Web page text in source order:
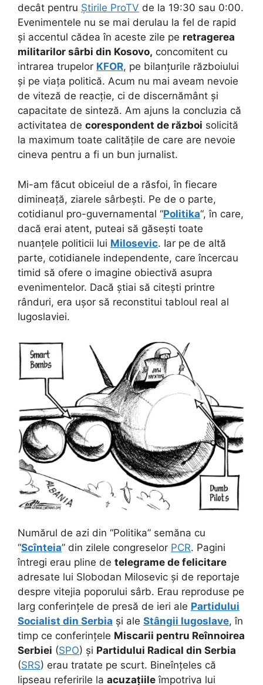
decât pentru Știrile ProTV de la 19:30 sau 0:00.
Evenimentele nu se mai derulau la fel de rapid
și accentul cădea în aceste zile pe retragerea
militarilor sârbi din Kosovo, concomitent cu
intrarea trupelor KFOR, pe bilanțurile războiului
și pe viața politică. Acum nu mai aveam nevoie
de viteză de reacție, ci de discernământ și
capacitate de sinteză. Am ajuns la concluzia că
activitatea de corespondent de război solicită
la maximum toate calitățile de care are nevoie
cineva pentru a fi un bun jurnalist.
Mi-am făcut obiceiul de a răsfoi, în fiecare
dimineață, ziarele sârbești. Pe de o parte,
cotidianul pro-guvernamental “Politika“, în care,
dacă erai atent, puteai să găsești toate
nuanțele politicii lui Milosevic. Iar pe de altă
parte, cotidianele independente, care încercau
timid să ofere o imagine obiectivă asupra
evenimentelor. Dacă știai să citești printre
rânduri, era ușor să reconstitui tabloul real al
Iugoslaviei.
Numărul de azi din “Politika” semăna cu
“Scînteia” din zilele congreselor PCR. Pagini
întregi erau pline de telegrame de felicitare
adresate lui Slobodan Milosevic și de reportaje
despre vitejia poporului sârb. Erau reproduse pe
larg conferințele de presă de ieri ale Partidului
Socialist din Serbia și ale Stângii Iugoslave,în
timp ce conferințele Miscarii pentru Reînnoirea
Serbiei (SPO) și Partidului Radical din Serbia
(SRS) erau tratate pe scurt. Bineînțeles că
lipseau referirile la acuzațiile împotriva lui